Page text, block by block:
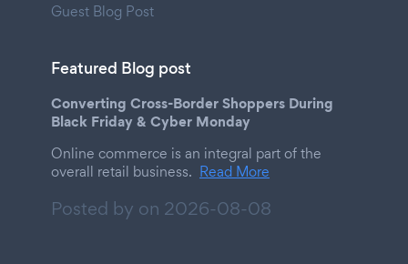
Guest Blog Post
Featured Blog post
Converting Cross-Border Shoppers During
Black Friday & Cyber Monday
Online commerce is an integral part of the
overall retail business. Read More
Posted by on 2026-08-08